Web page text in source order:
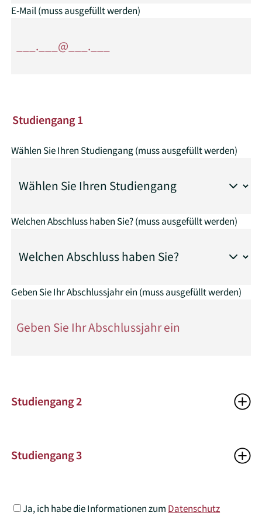
E-Mail(muss ausgefüllt werden)
Studiengang 1
Wählen Sie Ihren Studiengang(muss ausgefüllt werden)
Welchen Abschluss haben Sie?(muss ausgefüllt werden)
Geben Sie Ihr Abschlussjahr ein (muss ausgefüllt werden)
Studiengang 2
Studiengang 3
E-Mail
Ja, ich habe die Informationen zum Datenschutz